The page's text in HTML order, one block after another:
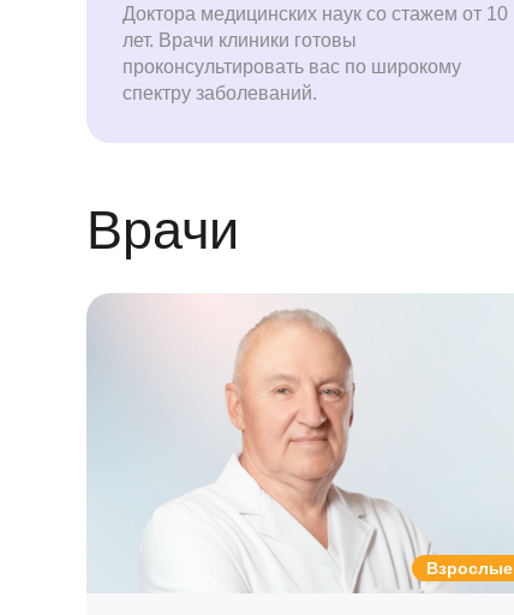
Доктора медицинских наук со стажем от 10
лет. Врачи клиники готовы
проконсультировать вас по широкому
спектру заболеваний.
Врачи
Взрослые